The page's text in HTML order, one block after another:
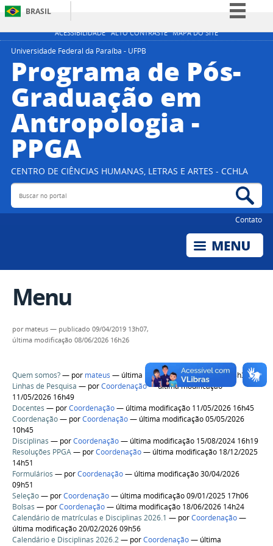
ACESSIBILIDADE ALTO CONTRASTE MAPA DO SITE
BRASIL
Simplifique!
Participe
Legislação
Canais
Universidade Federal da Paraíba - UFPB
Programa de Pós-
Graduação em
Antropologia -
PPGA
CENTRO DE CIÊNCIAS HUMANAS, LETRAS E ARTES - CCHLA
Buscar no portal
Contato
Menu
por mateus — publicado 09/04/2019 13h07,
última modificação 08/06/2026 16h26
Quem somos?— por mateus — última modificação 24/07/2020 18h36
Linhas de Pesquisa — porCoordenação— última modificação
11/05/2026 16h49
Docentes — porCoordenação— última modificação 11/05/2026 16h45
Coordenação— porCoordenação— última modificação 05/05/2026
10h45
Disciplinas — porCoordenação— última modificação 15/08/2024 16h19
Resoluções PPGA— porCoordenação— última modificação 18/12/2025
14h51
Formulários — porCoordenação— última modificação 30/04/2026
09h51
Seleção— porCoordenação— última modificação 09/01/2025 17h06
Bolsas — porCoordenação— última modificação 18/06/2026 14h24
Calendário de matrículas e Disciplinas 2026.1 — porCoordenação—
última modificação 20/02/2026 09h56
Calendário e Disciplinas 2026.2— porCoordenação— última